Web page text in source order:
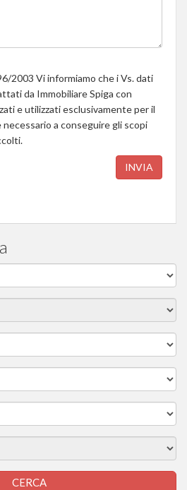
2003 Vi informiamo che i Vs. dati
da Immobiliare Spiga con
e utilizzati esclusivamente per il
a conseguire gli scopi
INVIA